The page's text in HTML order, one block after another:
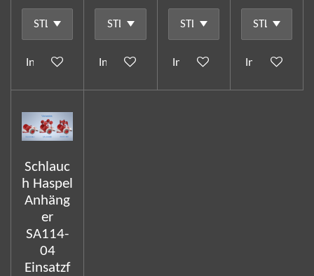
In den WarenkorbIn den WarenkorbIn den WarenkorbIn den
Schlauc
h Haspel
Anhäng
er
SA114-
04
Einsatzf